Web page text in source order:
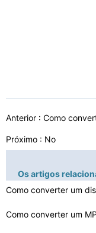
Anterior : Como
Próximo : No
Os artigos
Como converter um